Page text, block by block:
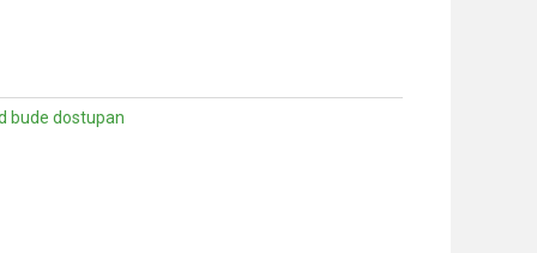
bude dostupan